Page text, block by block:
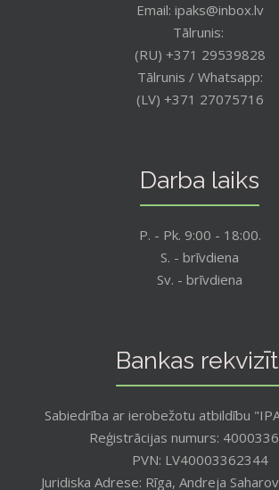
Email: ipaks@inbox.lv
Tālrunis:
(RU) +371 29539828
Tālrunis / Whatsapp:
(LV) +371 27075716
Darba laiks
P. - Pk. 9:00 - 18:00.
S. - brīvdiena
Sv. - brīvdiena
Bankas
Sabiedrība ar ierobežotu atbildību
Reģistrācijas numurs:
PVN: LV40003362344
Juridiska Adrese: Rīga, Andreja